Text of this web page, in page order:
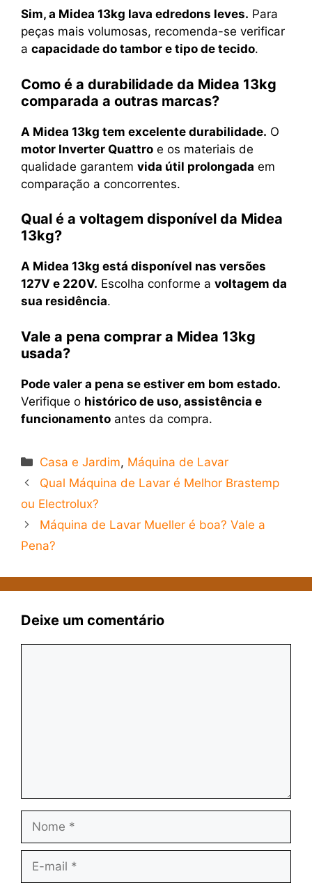
Sim, a Midea 13kg lava edredons leves. Para
peças mais volumosas, recomenda-se verificar
a capacidade do tambor e tipo de tecido.
Como é a durabilidade da Midea 13kg
comparada a outras marcas?
A Midea 13kg tem excelente durabilidade. O
motor Inverter Quattro e os materiais de
qualidade garantem vida útil prolongada em
comparação a concorrentes.
Qual é a voltagem disponível da Midea
13kg?
A Midea 13kg está disponível nas versões
127V e 220V. Escolha conforme a voltagem da
sua residência.
Vale a pena comprar a Midea 13kg
usada?
Pode valer a pena se estiver em bom estado.
Verifique o histórico de uso, assistência e
funcionamento antes da compra.
Categorias
Casa e Jardim, Máquina de Lavar
Qual Máquina de Lavar é Melhor Brastemp
ou Electrolux?
Máquina de Lavar Mueller é boa? Vale a
Pena?
Deixe um comentário
mail